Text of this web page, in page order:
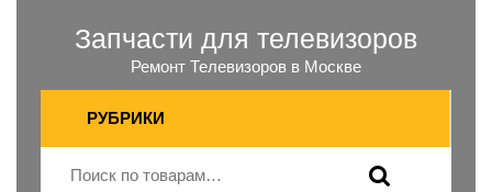
Запчасти для телевизоров
Ремонт Телевизоров в Москве
РУБРИКИ